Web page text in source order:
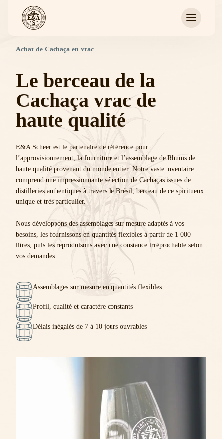
Achat de Cachaça en vrac
Le berceau de la
Cachaça vrac de
haute qualité
E&A Scheer est le partenaire de référence pour
l’approvisionnement, la fourniture et l’assemblage de Rhums de
haute qualité provenant du monde entier. Notre vaste inventaire
comprend une impressionnante sélection de Cachaças issues de
distilleries authentiques à travers le Brésil, berceau de ce spiritueux
unique et très particulier.
Nous développons des assemblages sur mesure adaptés à vos
besoins, les fournissons en quantités flexibles à partir de 1 000
litres, puis les reproduisons avec une constance irréprochable selon
vos demandes.
Assemblages sur mesure en quantités flexibles
Profil, qualité et caractère constants
Délais inégalés de 7 à 10 jours ouvrables